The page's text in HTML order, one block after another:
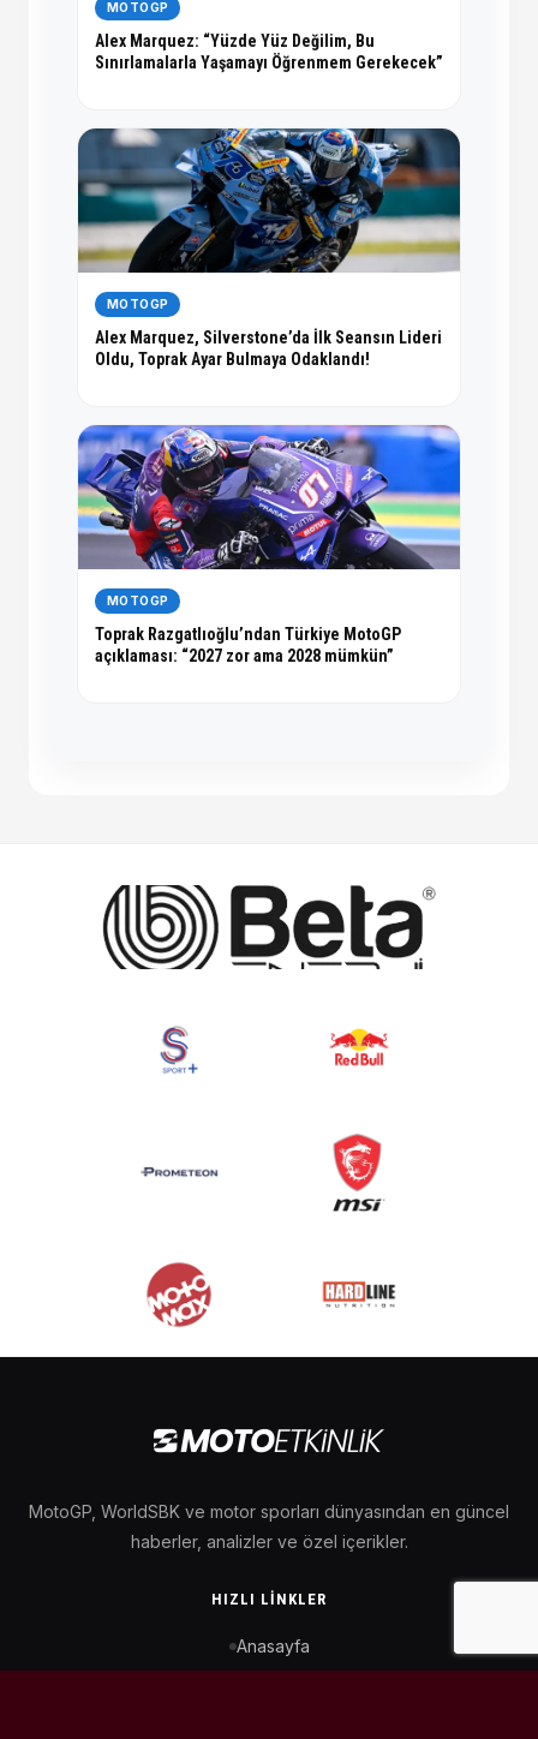
MOTOGP
Alex Marquez: “Yüzde Yüz Değilim, Bu
Sınırlamalarla Yaşamayı Öğrenmem Gerekecek”
MOTOGP
Alex Marquez, Silverstone’da İlk Seansın Lideri
Oldu, Toprak Ayar Bulmaya Odaklandı!
MOTOGP
Toprak Razgatlıoğlu’ndan Türkiye MotoGP
açıklaması: “2027 zor ama 2028 mümkün”
MotoGP, WorldSBK ve motor sporları dünyasından en güncel
haberler, analizler ve özel içerikler.
HIZLI LINKLER
Anasayfa